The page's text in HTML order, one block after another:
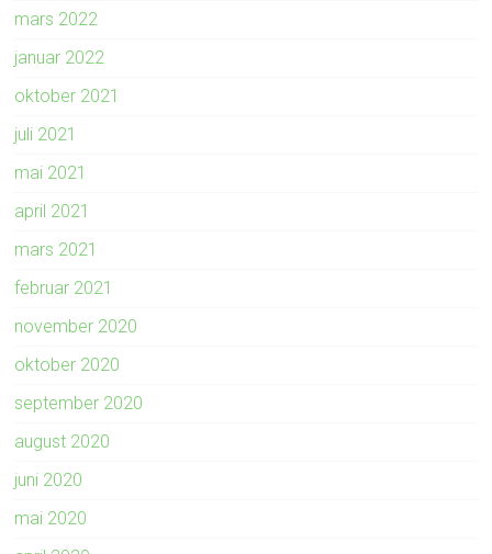
mars 2022
januar 2022
oktober 2021
juli 2021
mai 2021
april 2021
mars 2021
februar 2021
november 2020
oktober 2020
september 2020
august 2020
juni 2020
mai 2020